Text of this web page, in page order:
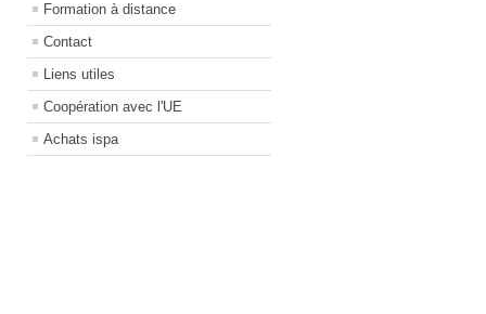
Formation à distance
Contact
Liens utiles
Coopération avec l'UE
Achats ispa